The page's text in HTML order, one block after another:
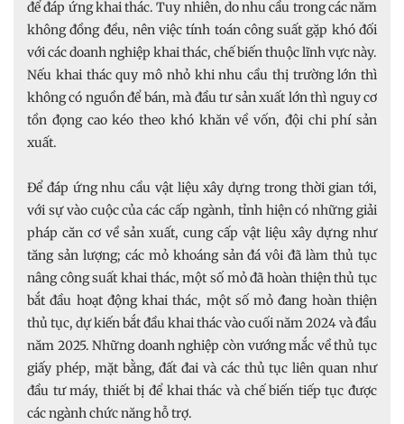
để đáp ứng khai thác. Tuy nhiên, do nhu cầu trong các năm
không đồng đều, nên việc tính toán công suất gặp khó đối
với các doanh nghiệp khai thác, chế biến thuộc lĩnh vực này.
Nếu khai thác quy mô nhỏ khi nhu cầu thị trường lớn thì
không có nguồn để bán, mà đầu tư sản xuất lớn thì nguy cơ
tồn đọng cao kéo theo khó khăn về vốn, đội chi phí sản
xuất.
Để đáp ứng nhu cầu vật liệu xây dựng trong thời gian tới,
với sự vào cuộc của các cấp ngành, tỉnh hiện có những giải
pháp căn cơ về sản xuất, cung cấp vật liệu xây dựng như
tăng sản lượng; các mỏ khoáng sản đá vôi đã làm thủ tục
nâng công suất khai thác, một số mỏ đã hoàn thiện thủ tục
bắt đầu hoạt động khai thác, một số mỏ đang hoàn thiện
thủ tục, dự kiến bắt đầu khai thác vào cuối năm 2024 và đầu
năm 2025. Những doanh nghiệp còn vướng mắc về thủ tục
giấy phép, mặt bằng, đất đai và các thủ tục liên quan như
đầu tư máy, thiết bị để khai thác và chế biến tiếp tục được
các ngành chức năng hỗ trợ.